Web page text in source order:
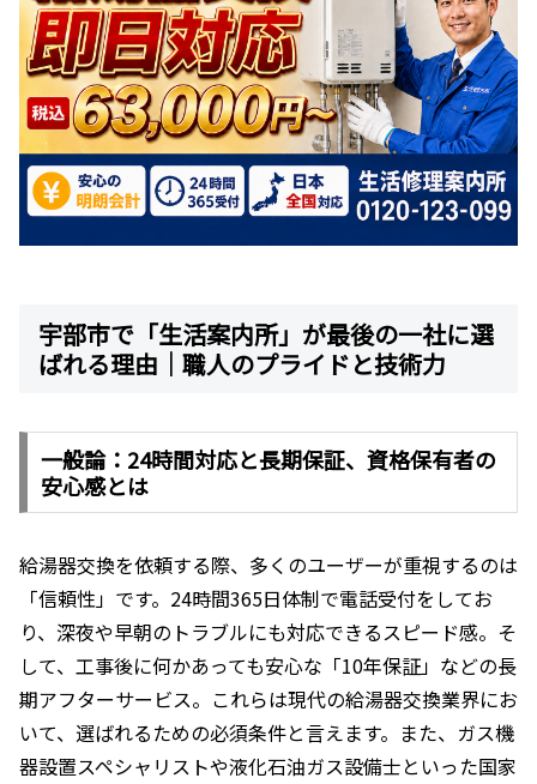
宇部市で「生活案内所」が最後の一社に選
ばれる理由｜職人のプライドと技術力
一般論：24時間対応と長期保証、資格保有者の
安心感とは
給湯器交換を依頼する際、多くのユーザーが重視するのは
「信頼性」です。24時間365日体制で電話受付をしてお
り、深夜や早朝のトラブルにも対応できるスピード感。そ
して、工事後に何かあっても安心な「10年保証」などの長
期アフターサービス。これらは現代の給湯器交換業界にお
いて、選ばれるための必須条件と言えます。また、ガス機
器設置スペシャリストや液化石油ガス設備士といった国家